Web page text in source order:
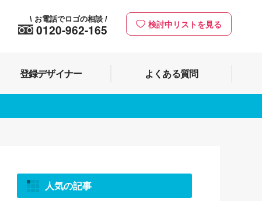
0120-962-165
\ お電話でロゴの相談/ 検討中リストを見る
登録デザイナー よくある質問
人気の記事